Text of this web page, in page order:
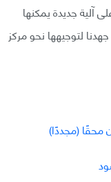
جديدة يمكنها
لتوجيهها نحو مركز
محقًا (مجددًا)